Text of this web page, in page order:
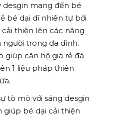
desgin mang đến bé
bé dại dĩ nhiên tự bởi
cải thiện lên các năng
người trong da đình.
giúp căn hộ giá rẻ đà
1 liệu pháp thiên
tò mò với sáng desgin
giúp bé dại cải thiện